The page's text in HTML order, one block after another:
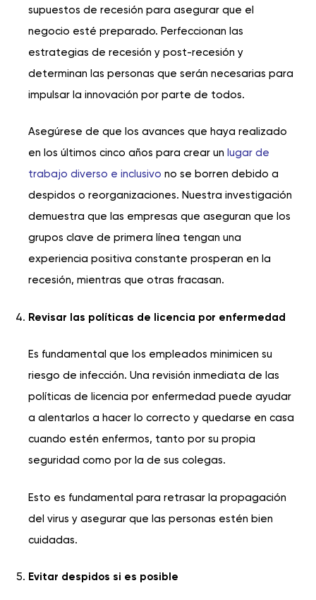
supuestos de recesión para asegurar que el
negocio esté preparado. Perfeccionan las
estrategias de recesión y post-recesión y
determinan las personas que serán necesarias para
impulsar la innovación por parte de todos.
Asegúrese de que los avances que haya realizado
en los últimos cinco años para crear un lugar de
trabajo diverso e inclusivo no se borren debido a
despidos o reorganizaciones. Nuestra investigación
demuestra que las empresas que aseguran que los
grupos clave de primera línea tengan una
experiencia positiva constante prosperan en la
recesión, mientras que otras fracasan.
Revisar las políticas de licencia por enfermedad
Es fundamental que los empleados minimicen su
riesgo de infección. Una revisión inmediata de las
políticas de licencia por enfermedad puede ayudar
a alentarlos a hacer lo correcto y quedarse en casa
cuando estén enfermos, tanto por su propia
seguridad como por la de sus colegas.
Esto es fundamental para retrasar la propagación
del virus y asegurar que las personas estén bien
cuidadas.
Evitar despidos si es posible